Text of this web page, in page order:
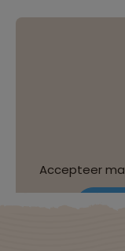
Accepteer